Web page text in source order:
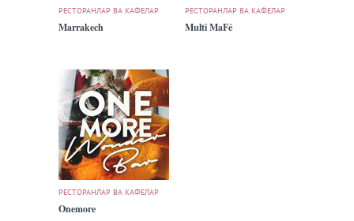
РЕСТОРАНЛАР ВА КАФЕЛАР
Marrakech
РЕСТОРАНЛАР ВА КАФЕЛАР
Multi MaFé
РЕСТОРАНЛАР ВА КАФЕЛАР
Onemore